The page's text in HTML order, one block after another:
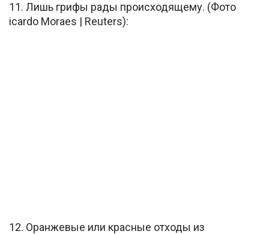
11. Лишь грифы рады происходящему. (Фото
icardo Moraes | Reuters):
12. Оранжевые или красные отходы из